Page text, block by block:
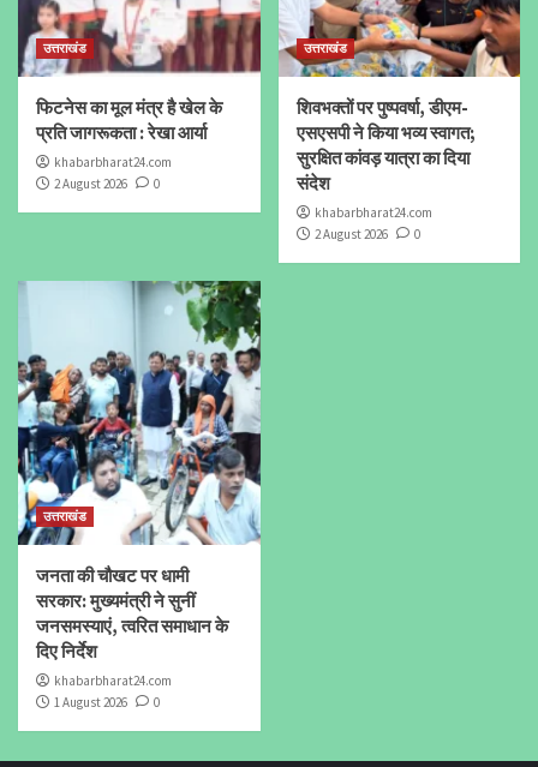
उत्तराखंड
फिटनेस का मूल मंत्र है खेल के
प्रति जागरूकता : रेखा आर्या
khabarbharat24.com
2 August 2026
0
उत्तराखंड
शिवभक्तों पर पुष्पवर्षा, डीएम-
एसएसपी ने किया भव्य स्वागत;
सुरक्षित कांवड़ यात्रा का दिया
संदेश
khabarbharat24.com
2 August 2026
0
उत्तराखंड
जनता की चौखट पर धामी
सरकार: मुख्यमंत्री ने सुनीं
जनसमस्याएं, त्वरित समाधान के
दिए निर्देश
khabarbharat24.com
1 August 2026
0